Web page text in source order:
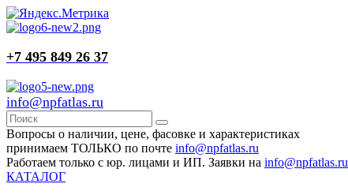
+7 495 849 26 37
info@npfatlas.ru
Вопросы о наличии, цене, фасовке и характеристиках
принимаем ТОЛЬКО по почте info@npfatlas.ru
Работаем только с юр. лицами и ИП. Заявки на info@npfatlas.ru
КАТАЛОГ